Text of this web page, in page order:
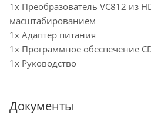
1x Преобразователь VC812 из
масштабированием
1x Адаптер питания
1x Программное обеспечение
1x Руководство
Документы